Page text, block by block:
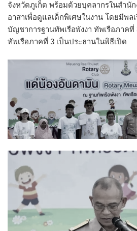
จังหวัดภูเก็ต พร้อมด้วยบุคลากรในสำนัก
อาสาเพื่อดูแลเด็กพิเศษในงาน โดยมีพ
บัญชาการฐานทัพเรือพังงา ทัพเรือภาค
ทัพเรือภาคที่ 3 เป็นประธานในพิธีเปิด